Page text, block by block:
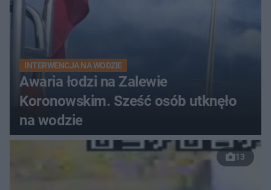
INTERWENCJA NA WODZIE
Awaria łodzi na Zalewie
Koronowskim. Sześć osób utknęło
na wodzie
13